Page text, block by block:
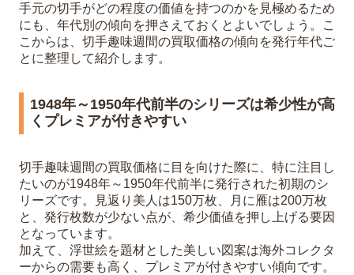
手元の切手がどの程度の価値を持つのかを見極めるため
にも、年代別の傾向を押さえておくとよいでしょう。こ
こからは、切手趣味週間の買取価格の傾向を発行年代ご
とに整理して紹介します。
1948年～1950年代前半のシリーズは希少性が高
くプレミアが付きやすい
切手趣味週間の買取価格に目を向けた際に、特に注目し
たいのが1948年～1950年代前半に発行された初期のシ
リーズです。見返り美人は150万枚、月に雁は200万枚
と、発行枚数が少ない点が、希少価値を押し上げる要因
となっています。
加えて、浮世絵を題材とした美しい図案は海外コレクタ
ーからの需要も高く、プレミアが付きやすい傾向です。